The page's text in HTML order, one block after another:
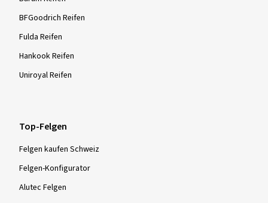
BFGoodrich Reifen
Fulda Reifen
Hankook Reifen
Uniroyal Reifen
Top-Felgen
Felgen kaufen Schweiz
Felgen-Konfigurator
Alutec Felgen